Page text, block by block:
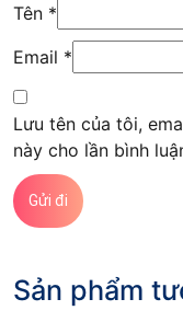
Tên *
Email *
Lưu tên của tôi,
này cho lần bình
Sản phẩm